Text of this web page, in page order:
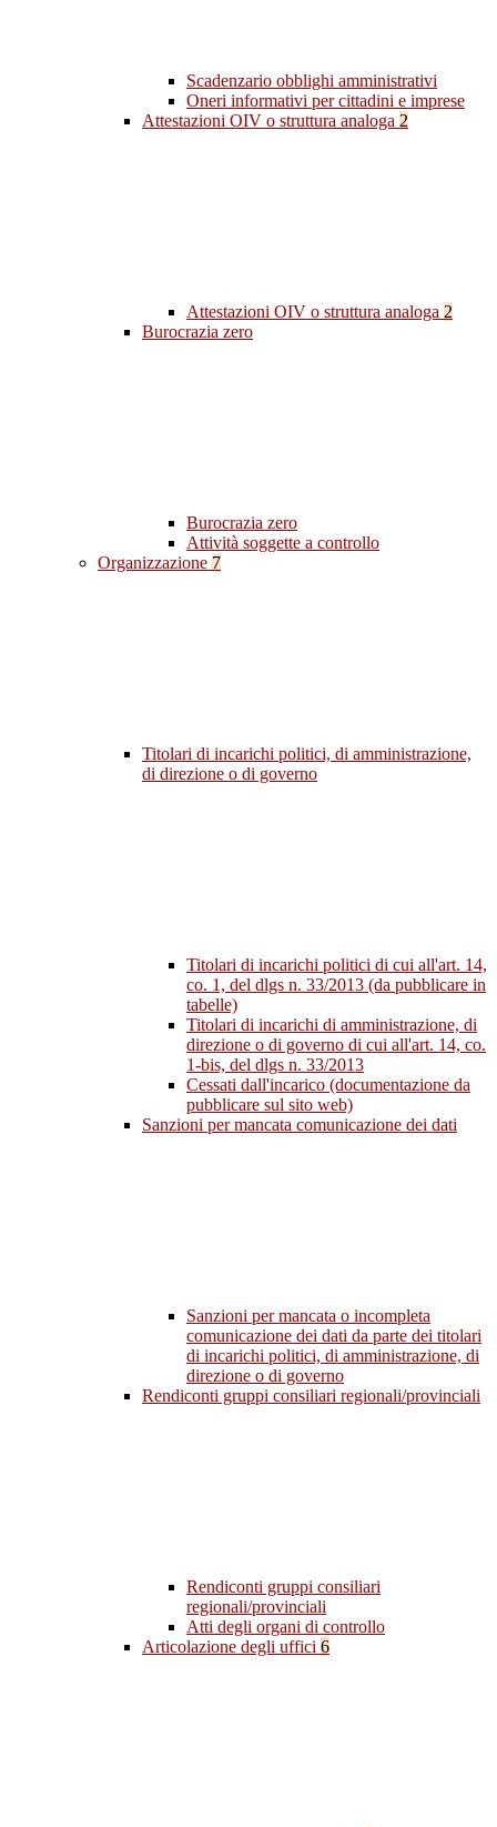
Scadenzario obblighi amministrativi
Oneri informativi per cittadini e imprese
Attestazioni OIV o struttura analoga 2
Attestazioni OIV o struttura analoga 2
Burocrazia zero
Burocrazia zero
Attività soggette a controllo
Organizzazione 7
Titolari di incarichi politici, di amministrazione,
di direzione o di governo
Titolari di incarichi politici di cui all'art. 14,
co. 1, del dlgs n. 33/2013 (da pubblicare in
tabelle)
Titolari di incarichi di amministrazione, di
direzione o di governo di cui all'art. 14, co.
1-bis, del dlgs n. 33/2013
Cessati dall'incarico (documentazione da
pubblicare sul sito web)
Sanzioni per mancata comunicazione dei dati
Sanzioni per mancata o incompleta
comunicazione dei dati da parte dei titolari
di incarichi politici, di amministrazione, di
direzione o di governo
Rendiconti gruppi consiliari regionali/provinciali
Rendiconti gruppi consiliari
regionali/provinciali
Atti degli organi di controllo
Articolazione degli uffici 6